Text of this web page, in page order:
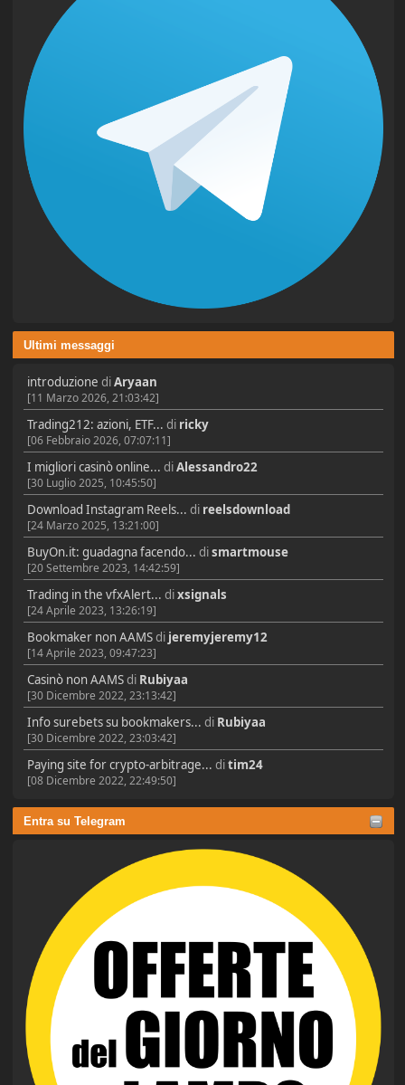
Ultimi messaggi
introduzione diAryaan
[11 Marzo 2026, 21:03:42]
Trading212: azioni, ETF... di ricky
[06 Febbraio 2026, 07:07:11]
I migliori casinò online... diAlessandro22
[30 Luglio 2025, 10:45:50]
Download Instagram Reels... di reelsdownload
[24 Marzo 2025, 13:21:00]
BuyOn.it: guadagna facendo... dismartmouse
[20 Settembre 2023, 14:42:59]
Trading in the vfxAlert... dixsignals
[24 Aprile 2023, 13:26:19]
Bookmaker non AAMSdi jeremyjeremy12
[14 Aprile 2023, 09:47:23]
Casinò non AAMSdi Rubiyaa
[30 Dicembre 2022, 23:13:42]
Info surebets su bookmakers... di Rubiyaa
[30 Dicembre 2022, 23:03:42]
Paying site for crypto-arbitrage... ditim24
[08 Dicembre 2022, 22:49:50]
Entra su Telegram